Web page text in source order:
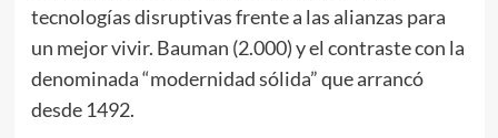
tecnologías disruptivas frente a las alianzas para
un mejor vivir. Bauman (2.000) y el contraste con la
denominada “modernidad sólida” que arrancó
desde 1492.